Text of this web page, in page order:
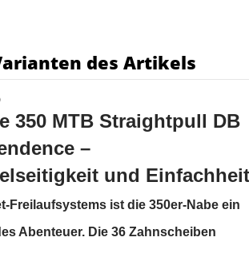
des Artikels
350 MTB Straightpull DB
–
und
Freilaufsystems ist die 350er-Nabe ein
Abenteuer. Die 36 Zahnscheiben